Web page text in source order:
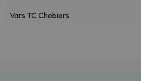
Vars TC Chebiers